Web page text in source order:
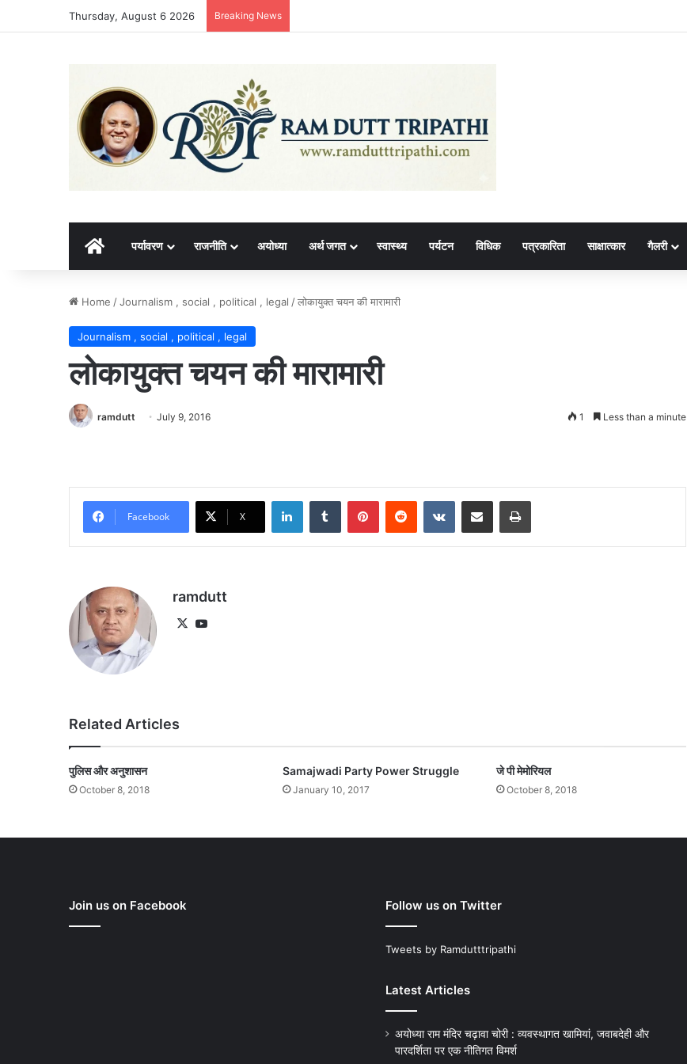
Thursday, August 6 2026 Breaking News
होम पर्यावरण राजनीति अयोध्या अर्थ जगत स्वास्थ्य पर्यटन विधिक पत्रकारिता साक्षात्कार गैलरी
Home /Journalism , social , political , legal /लोकायुक्त चयन की मारामारी
Journalism , social , political , legal
लोकायुक्त चयन की मारामारी
ramdutt July 9, 2016 1 Less than a minute
Facebook X
LinkedInTumblr PinterestReddit VKontakteShare via Email Print
ramdutt
X
Related Articles
पुलिस और अनुशासन
October 8, 2018
Samajwadi Party Power Struggle
January 10, 2017
जे पी मेमोरियल
October 8, 2018
Join us on Facebook Follow us on Twitter
Tweets by Ramdutttripathi
Latest Articles
अयोध्या राम मंदिर चढ़ावा चोरी : व्यवस्थागत खामियां, जवाबदेही और
पारदर्शिता पर एक नीतिगत विमर्श